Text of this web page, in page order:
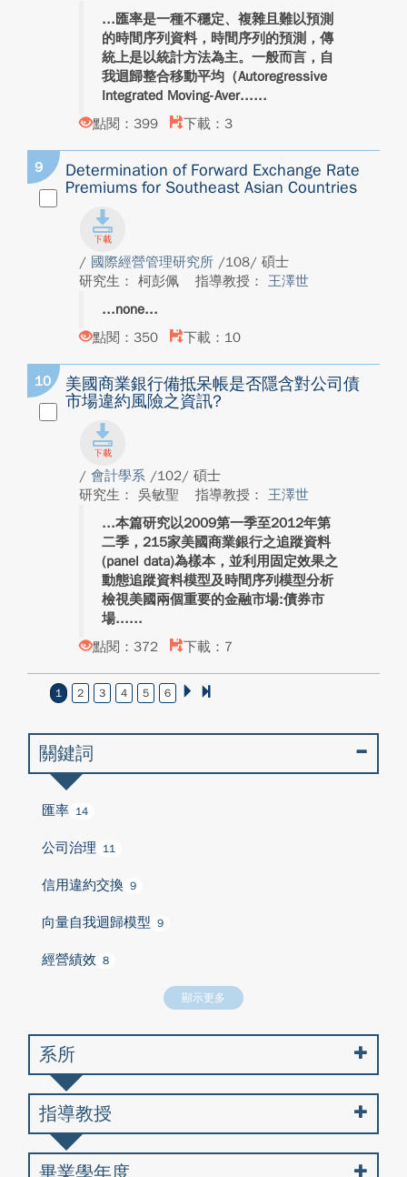
匯率是一種不穩定、複雜且難以預測
的時間序列資料，時間序列的預測，傳
統上是以統計方法為主。一般而言，自
我迴歸整合移動平均（Autoregressive
Integrated Moving-Aver...
點閱：399
下載：3
9
Determination of Forward Exchange Rate
Premiums for Southeast Asian Countries
/ 國際經營管理研究所 /108/ 碩士
研究生： 柯彭佩
指導教授： 王澤世
none
點閱：350
下載：10
10
美國商業銀行備抵呆帳是否隱含對公司債
市場違約風險之資訊?
/ 會計學系 /102/ 碩士
研究生： 吳敏聖
指導教授： 王澤世
本篇研究以2009第一季至2012年第
二季，215家美國商業銀行之追蹤資料
(panel data)為樣本，並利用固定效果之
動態追蹤資料模型及時間序列模型分析
檢視美國兩個重要的金融市場:債券市
場...
點閱：372
下載：7
1 2 3 4 5 6
關鍵詞
匯率 14
公司治理 11
信用違約交換 9
向量自我迴歸模型 9
經營績效 8
顯示更多
系所
指導教授